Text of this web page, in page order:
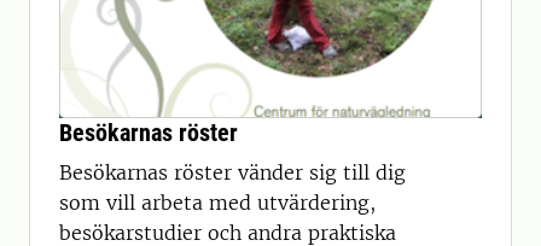
Besökarnas röster
Besökarnas röster vänder sig till dig
som vill arbeta med utvärdering,
besökarstudier och andra praktiska